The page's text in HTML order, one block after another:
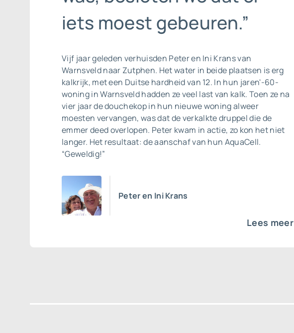
iets moest gebeuren.”
Vijf jaar geleden verhuisden Peter en Ini Krans van
Warnsveld naar Zutphen. Het water in beide plaatsen is erg
kalkrijk, met een Duitse hardheid van 12. In hun jaren'-60-
woning in Warnsveld hadden ze veel last van kalk. Toen ze na
vier jaar de douchekop in hun nieuwe woning alweer
moesten vervangen, was dat de verkalkte druppel die de
emmer deed overlopen. Peter kwam in actie, zo kon het niet
langer. Het resultaat: de aanschaf van hun AquaCell.
“Geweldig!”
Peter en Ini Krans
Lees meer